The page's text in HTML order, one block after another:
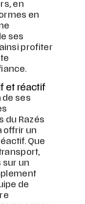
en
en
ses
profiter
et réactif
de ses
du Razés
offrir un
Que
sur un
de